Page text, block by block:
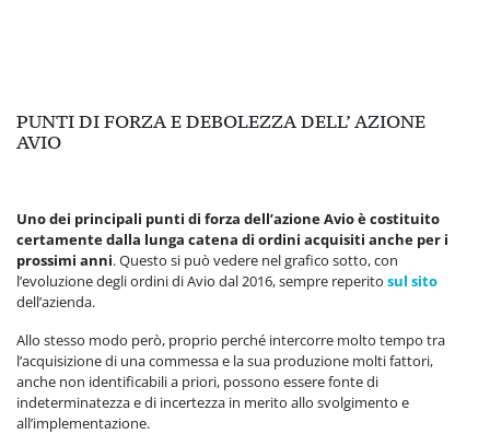
PUNTI DI FORZA E DEBOLEZZA DELL’ AZIONE
AVIO
Uno dei principali punti di forza dell’azione Avio è costituito
certamente dalla lunga catena di ordini acquisiti anche per i
prossimi anni. Questo si può vedere nel grafico sotto, con
l’evoluzione degli ordini di Avio dal 2016, sempre reperito sul sito
dell’azienda.
Allo stesso modo però, proprio perché intercorre molto tempo tra
l’acquisizione di una commessa e la sua produzione molti fattori,
anche non identificabili a priori, possono essere fonte di
indeterminatezza e di incertezza in merito allo svolgimento e
all’implementazione.